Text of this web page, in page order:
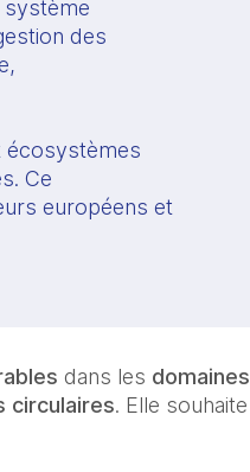
système
des
écosystèmes
Ce
européens et
dans les domaines
circulaires. Elle souhaite